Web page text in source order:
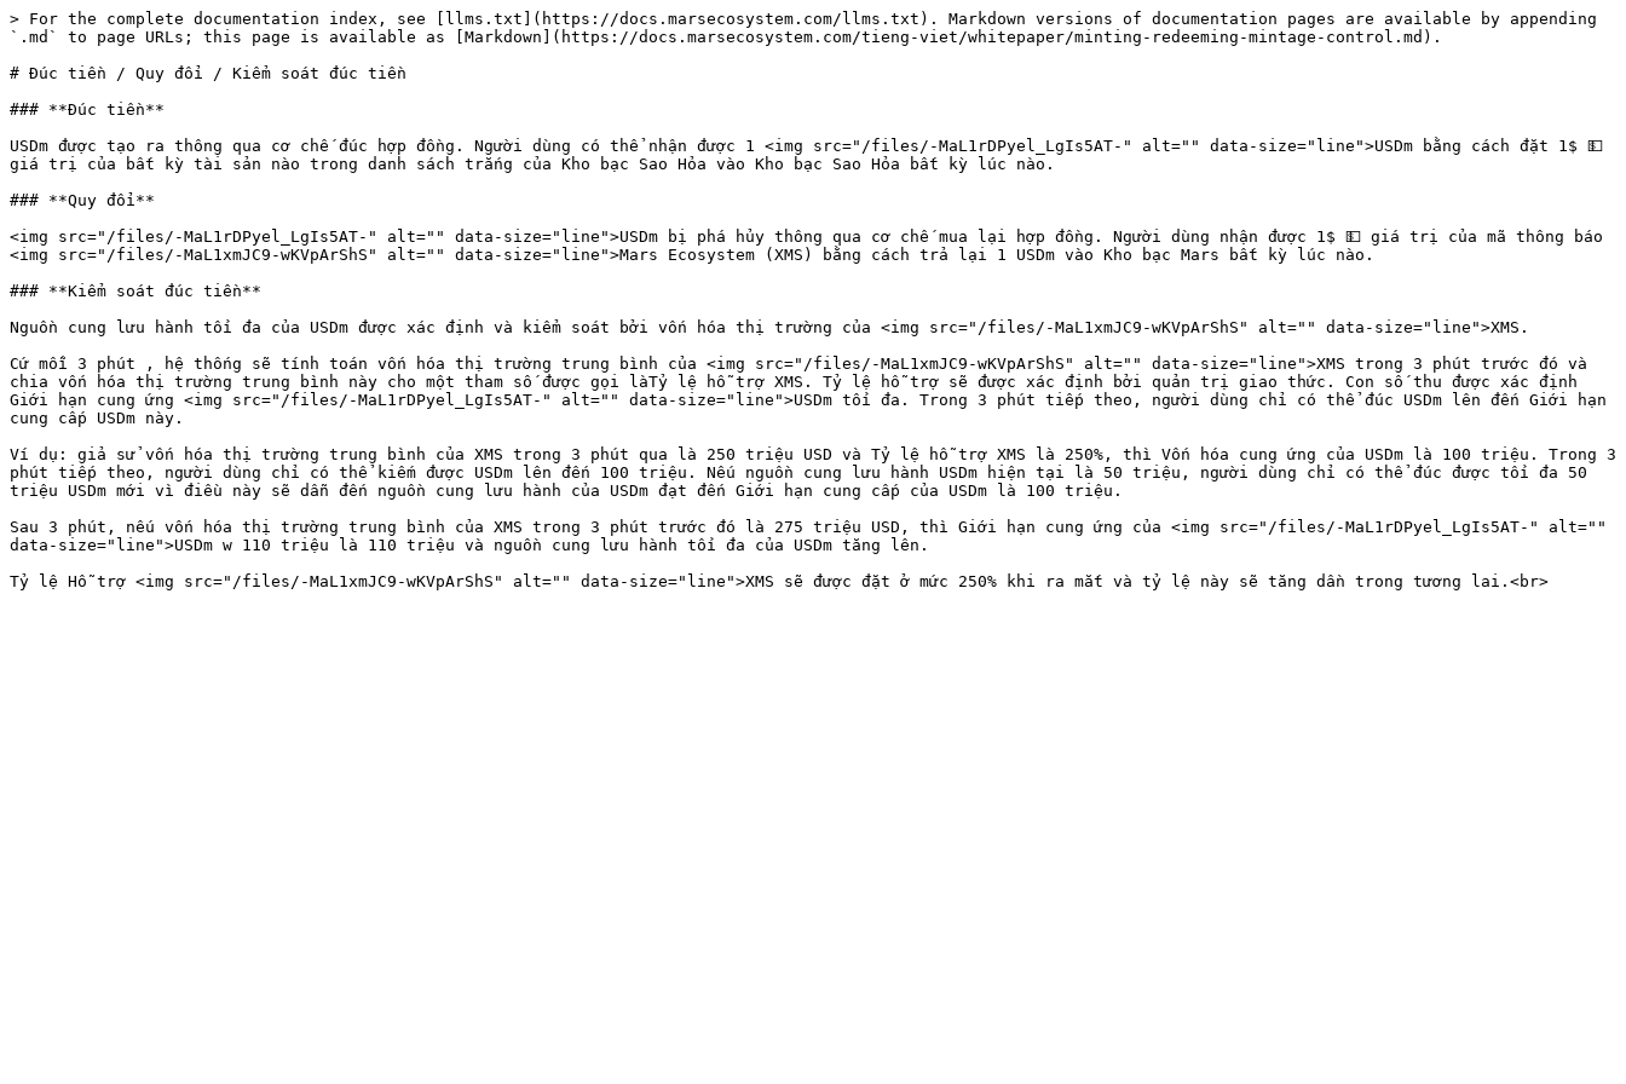
> For the complete documentation index, see [llms.txt](https://docs.marsecosystem.com/llms.txt). Markdown versions of documentation pages are available by appending
`.md` to page URLs; this page is available as [Markdown](https://docs.marsecosystem.com/tieng-viet/whitepaper/minting-redeeming-mintage-control.md).
# Đúc tiền / Quy đổi / Kiểm soát đúc tiền
### **Đúc tiền**
USDm được tạo ra thông qua cơ chế đúc hợp đồng. Người dùng có thể nhận được 1 <img src="/files/-MaL1rDPyel_LgIs5AT-" alt="" data-size="line">USDm bằng cách đặt 1$ 💵
giá trị của bất kỳ tài sản nào trong danh sách trắng của Kho bạc Sao Hỏa vào Kho bạc Sao Hỏa bất kỳ lúc nào.
### **Quy đổi**
<img src="/files/-MaL1rDPyel_LgIs5AT-" alt="" data-size="line">USDm bị phá hủy thông qua cơ chế mua lại hợp đồng. Người dùng nhận được 1$ 💵 giá trị của mã thông báo
<img src="/files/-MaL1xmJC9-wKVpArShS" alt="" data-size="line">Mars Ecosystem (XMS) bằng cách trả lại 1 USDm vào Kho bạc Mars bất kỳ lúc nào.
### **Kiểm soát đúc tiền**
Nguồn cung lưu hành tối đa của USDm được xác định và kiểm soát bởi vốn hóa thị trường của <img src="/files/-MaL1xmJC9-wKVpArShS" alt="" data-size="line">XMS.
Cứ mỗi 3 phút , hệ thống sẽ tính toán vốn hóa thị trường trung bình của <img src="/files/-MaL1xmJC9-wKVpArShS" alt="" data-size="line">XMS trong 3 phút trước đó và
chia vốn hóa thị trường trung bình này cho một tham số được gọi làTỷ lệ hỗ trợ XMS. Tỷ lệ hỗ trợ sẽ được xác định bởi quản trị giao thức. Con số thu được xác định
Giới hạn cung ứng <img src="/files/-MaL1rDPyel_LgIs5AT-" alt="" data-size="line">USDm tối đa. Trong 3 phút tiếp theo, người dùng chỉ có thể đúc USDm lên đến Giới hạn
cung cấp USDm này.
Ví dụ: giả sử vốn hóa thị trường trung bình của XMS trong 3 phút qua là 250 triệu USD và Tỷ lệ hỗ trợ XMS là 250%, thì Vốn hóa cung ứng của USDm là 100 triệu. Trong 3
phút tiếp theo, người dùng chỉ có thể kiếm được USDm lên đến 100 triệu. Nếu nguồn cung lưu hành USDm hiện tại là 50 triệu, người dùng chỉ có thể đúc được tối đa 50
triệu USDm mới vì điều này sẽ dẫn đến nguồn cung lưu hành của USDm đạt đến Giới hạn cung cấp của USDm là 100 triệu.
Sau 3 phút, nếu vốn hóa thị trường trung bình của XMS trong 3 phút trước đó là 275 triệu USD, thì Giới hạn cung ứng của <img src="/files/-MaL1rDPyel_LgIs5AT-" alt=""
data-size="line">USDm w 110 triệu là 110 triệu và nguồn cung lưu hành tối đa của USDm tăng lên.